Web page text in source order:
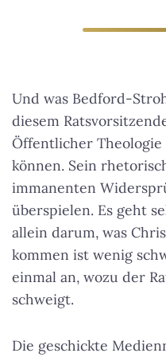
Und was Bedford-
diesem
Öffentlicher
können. Sein
immanenten
überspielen. Es geht
allein darum, was
kommen ist wenig
einmal an, wozu der
schweigt.
Die geschickte